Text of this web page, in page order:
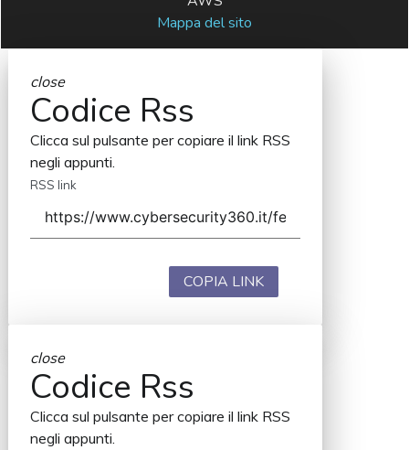
Mappa del sito
close
Codice Rss
Clicca sul pulsante per copiare il link RSS
negli appunti.
RSS link
COPIA LINK
close
Codice Rss
Clicca sul pulsante per copiare il link RSS
negli appunti.